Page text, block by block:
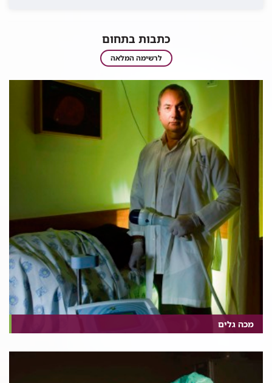
כתבות בתחום
כתבות
בתחום
לרשימה המלאה
מכה גלים